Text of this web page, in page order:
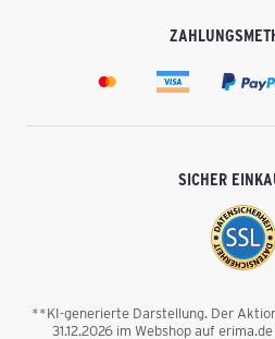
SICHER
**KI-generierte Darstellung. Der
31.12.2026 im Webshop auf